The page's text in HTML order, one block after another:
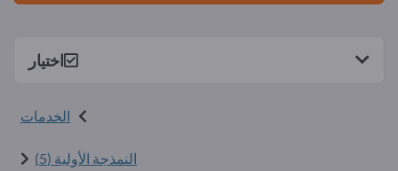
اختيار
الخدمات
النمذجة الأولية (5)